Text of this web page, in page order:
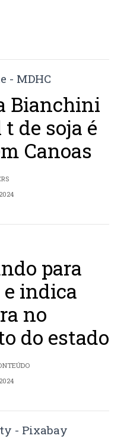
Bianchini
de soja é
Canoas
para
e indica
no
do estado